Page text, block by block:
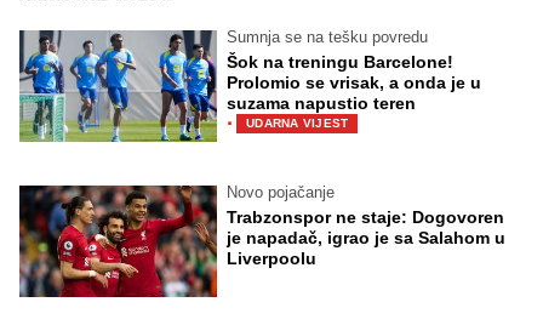
Sumnja se na tešku povredu
Šok na treningu Barcelone!
Prolomio se vrisak, a onda je u
suzama napustio teren
· UDARNA VIJEST
Novo pojačanje
Trabzonspor ne staje: Dogovoren
je napadač, igrao je sa Salahom u
Liverpoolu